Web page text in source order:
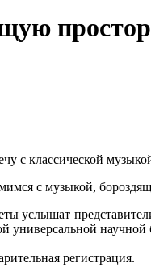
с классической
с музыкой,
услышат
универсальной
регистрация.